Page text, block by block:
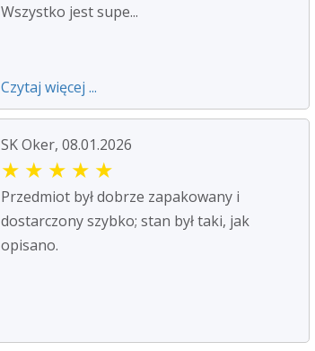
Wszystko jest supe...
Czytaj więcej ...
SK Oker, 08.01.2026
★ ★ ★ ★ ★
Przedmiot był dobrze zapakowany i
dostarczony szybko; stan był taki, jak
opisano.